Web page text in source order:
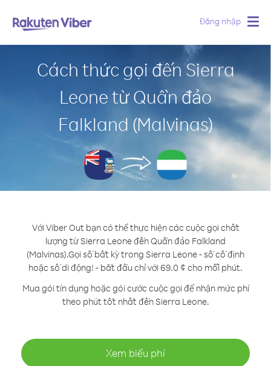
Đăng nhập
Cách thức gọi đến Sierra
Leone từ Quần đảo
Falkland (Malvinas)
Với Viber Out bạn có thể thực hiện các cuộc gọi chất
lượng từ Sierra Leone đến Quần đảo Falkland
(Malvinas).Gọi số bất kỳ trong Sierra Leone - số cố định
hoặc số di động! - bắt đầu chỉ với 69.0 ¢ cho mỗi phút.
Mua gói tín dụng hoặc gói cước cuộc gọi để nhận mức phí
theo phút tốt nhất đến Sierra Leone.
Xem biểu phí